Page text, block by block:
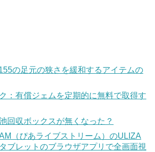
の足元の狭さを緩和するアイテムの
：有償ジェムを定期的に無料で取得す
回収ボックスが無くなった？
（ぴあライブストリーム）のULIZA
ブレットのブラウザアプリで全画面視